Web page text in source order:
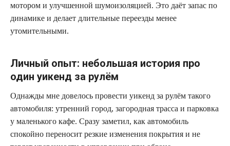
мотором и улучшенной шумоизоляцией. Это даёт запас по
динамике и делает длительные переезды менее
утомительными.
Личный опыт: небольшая история про
один уикенд за рулём
Однажды мне довелось провести уикенд за рулём такого
автомобиля: утренний город, загородная трасса и парковка
у маленького кафе. Сразу заметил, как автомобиль
спокойно переносит резкие изменения покрытия и не